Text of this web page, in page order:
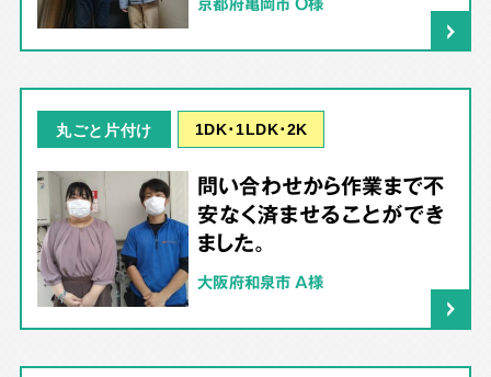
丸ごと片付け 1DK･1LDK･2K
問い合わせから作業まで不
安なく済ませることができ
ました。
大阪府和泉市 A様